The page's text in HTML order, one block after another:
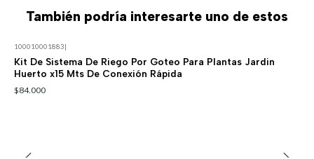
También podría interesarte uno de estos
100010001883|
Kit De Sistema De Riego Por Goteo Para Plantas Jardin
Huerto x15 Mts De Conexión Rápida
$84.000